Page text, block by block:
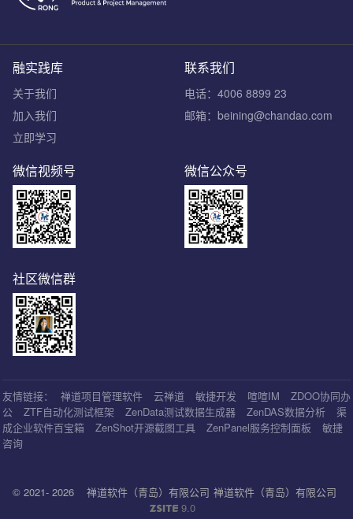
联系我们
电话：4006 8899 23
邮箱：beining@chandao.com
融实践库
关于我们
加入我们
立即学习
微信公众号
微信视频号
社区微信群
友情链接： 禅道项目管理软件 云禅道 敏捷开发 喧喧IM
ZDOO协同办
公
ZTF自动化测试框架 ZenData测试数据生成器 ZenDAS数据分析
渠
成企业软件百宝箱
ZenShot开源截图工具 ZenPanel服务控制面板
敏捷
咨询
© 2021- 2026 禅道软件（青岛）有限公司 禅道软件（青岛）有限公司
9.0